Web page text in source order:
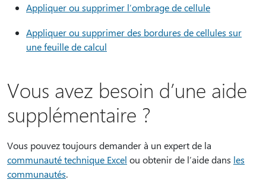
Appliquer ou supprimer l’ombrage de cellule
Appliquer ou supprimer des bordures de cellules sur
une feuille de calcul
Vous avez besoin d’une aide
supplémentaire ?
Vous pouvez toujours demander à un expert de la
communauté technique Excel ou obtenir de l’aide dans les
communautés.